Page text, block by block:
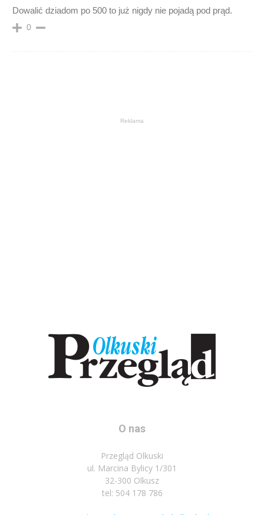
Dowalić dziadom po 500 to już nigdy nie pojadą pod prąd.
0
Reklama
O nas
Przegląd Olkuski
ul. Marcina Bylicy 1/301
32-300 Olkusz
tel: 504 178 786